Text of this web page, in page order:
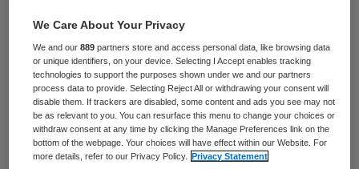
Gesteggel over cijfers VWS en de
Orde
Volgens de Orde klopt het bedrag niet. De
375 miljoen euro is veel meer dan de tien
We Care About Your Privacy
We and our889 partners store and access personal data, like browsing data
or unique identifiers, on your device. Selecting I Accept enables tracking
technologies to support the purposes shown under we and our partners
process data to provide. Selecting Reject All or withdrawing your consent will
disable them. If trackers are disabled, some content and ads you see may not
be as relevant to you. You can resurface this menu to change your choices or
withdraw consent at any time by clicking the Manage Preferences link on the
bottom of the webpage. Your choices will have effect within our Website. For
more details, refer to our Privacy Policy.
Privacy Statement